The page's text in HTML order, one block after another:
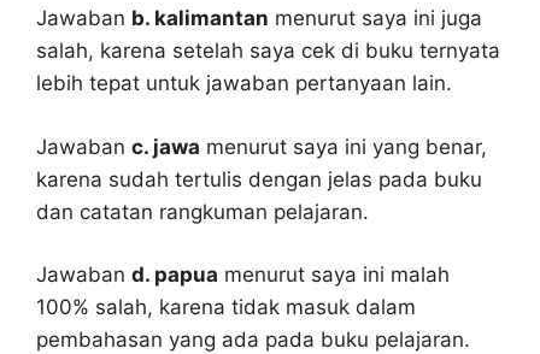
Jawaban b. kalimantan menurut saya ini juga
salah, karena setelah saya cek di buku ternyata
lebih tepat untuk jawaban pertanyaan lain.
Jawaban c. jawa menurut saya ini yang benar,
karena sudah tertulis dengan jelas pada buku
dan catatan rangkuman pelajaran.
Jawaban d. papua menurut saya ini malah
100% salah, karena tidak masuk dalam
pembahasan yang ada pada buku pelajaran.